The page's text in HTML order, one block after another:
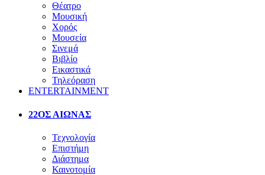
Θέατρο
Μουσική
Χορός
Μουσεία
Σινεμά
Βιβλίο
Εικαστικά
Τηλεόραση
ENTERTAINMENT
22ΟΣ ΑΙΩΝΑΣ
Τεχνολογία
Επιστήμη
Διάστημα
Καινοτομία